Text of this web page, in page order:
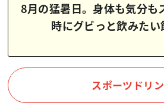
8月の猛暑日。身体も気分も
時にグビっと飲みたい
スポーツドリ